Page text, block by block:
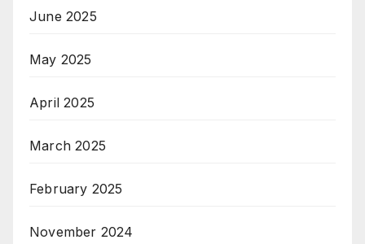
June 2025
May 2025
April 2025
March 2025
February 2025
November 2024